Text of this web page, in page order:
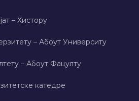
– Хисторy
– Абоут Университy
– Абоут Фацултy
катедре